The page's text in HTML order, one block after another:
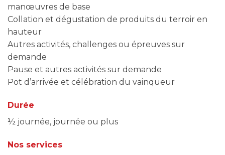
manœuvres de base
Collation et dégustation de produits du terroir en
hauteur
Autres activités, challenges ou épreuves sur
demande
Pause et autres activités sur demande
Pot d’arrivée et célébration du vainqueur
Durée
½ journée, journée ou plus
Nos services